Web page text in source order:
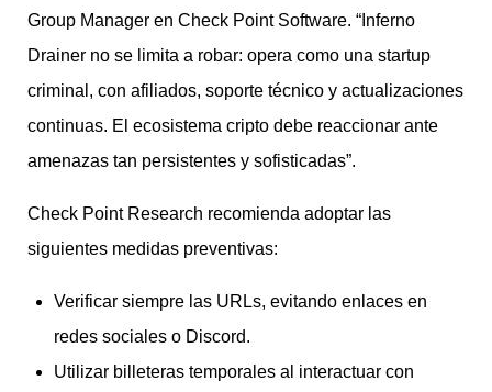
Group Manager en Check Point Software. “Inferno
Drainer no se limita a robar: opera como una startup
criminal, con afiliados, soporte técnico y actualizaciones
continuas. El ecosistema cripto debe reaccionar ante
amenazas tan persistentes y sofisticadas”.
Check Point Research recomienda adoptar las
siguientes medidas preventivas:
Verificar siempre las URLs, evitando enlaces en
redes sociales o Discord.
Utilizar billeteras temporales al interactuar con